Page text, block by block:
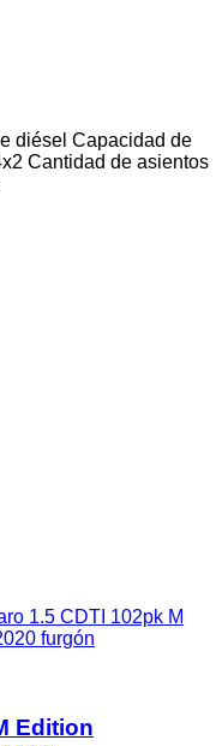
diésel Capacidad de
Cantidad de asientos
1.5 CDTI 102pk M
furgón
Edition